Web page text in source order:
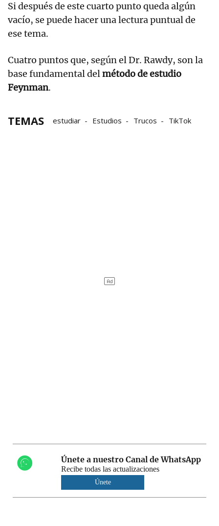
Si después de este cuarto punto queda algún
vacío, se puede hacer una lectura puntual de
ese tema.
Cuatro puntos que, según el Dr. Rawdy, son la
base fundamental delmétodo de estudio
Feynman.
TEMAS estudiar Estudios Trucos TikTok
Únete a nuestro Canal de WhatsApp
Recibe todas las actualizaciones
Únete